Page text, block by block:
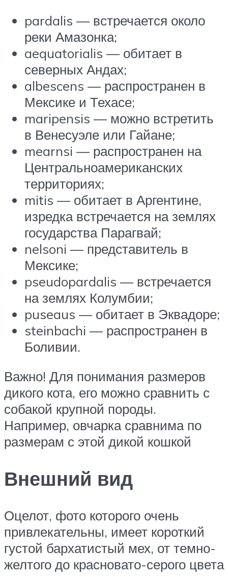
pardalis — встречается около
реки Амазонка;
aequatorialis — обитает в
северных Андах;
albescens — распространен в
Мексике и Техасе;
maripensis — можно встретить
в Венесуэле или Гайане;
mearnsi — распространен на
Центральноамериканских
территориях;
mitis — обитает в Аргентине,
изредка встречается на землях
государства Парагвай;
nelsoni — представитель в
Мексике;
pseudopardalis — встречается
на землях Колумбии;
puseaus — обитает в Эквадоре;
steinbachi — распространен в
Боливии.
Важно! Для понимания размеров
дикого кота, его можно сравнить с
собакой крупной породы.
Например, овчарка сравнима по
размерам с этой дикой кошкой
Внешний вид
Оцелот, фото которого очень
привлекательны, имеет короткий
густой бархатистый мех, от темно-
желтого до красновато-серого цвета